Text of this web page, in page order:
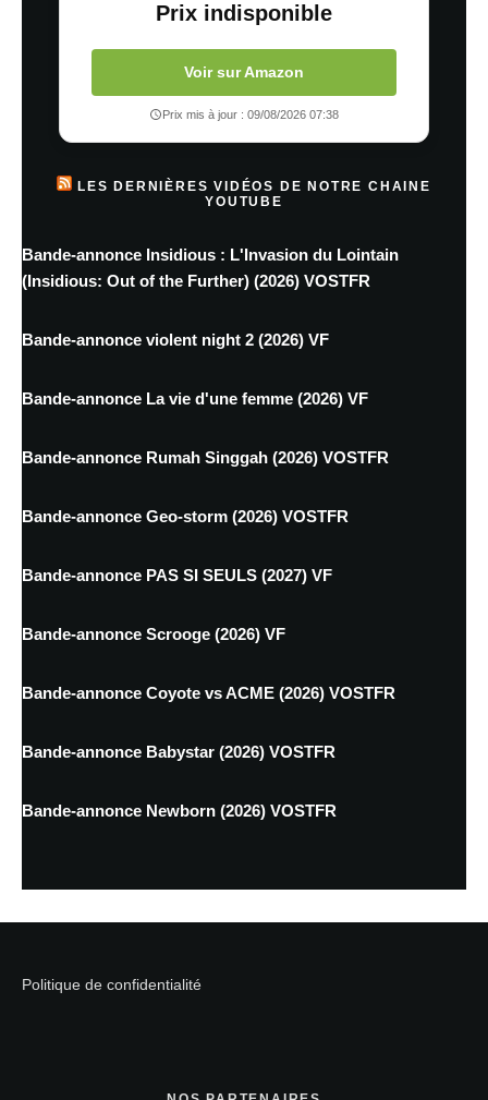
Prix indisponible
Voir sur Amazon
Prix mis à jour : 09/08/2026 07:38
LES DERNIÈRES VIDÉOS DE NOTRE CHAINE
YOUTUBE
Bande-annonce Insidious : L'Invasion du Lointain
(Insidious: Out of the Further) (2026) VOSTFR
Bande-annonce violent night 2 (2026) VF
Bande-annonce La vie d'une femme (2026) VF
Bande-annonce Rumah Singgah (2026) VOSTFR
Bande-annonce Geo-storm (2026) VOSTFR
Bande-annonce PAS SI SEULS (2027) VF
Bande-annonce Scrooge (2026) VF
Bande-annonce Coyote vs ACME (2026) VOSTFR
Bande-annonce Babystar (2026) VOSTFR
Bande-annonce Newborn (2026) VOSTFR
Politique de confidentialité